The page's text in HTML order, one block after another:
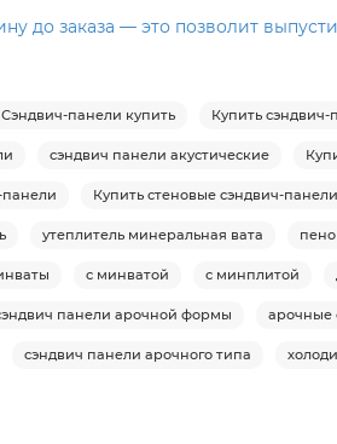
до заказа — это позволит
Сэндвич-панели купить Купить
сэндвич панели акустические
панели Купить стеновые сэндвич-
утеплитель минеральная вата
с минватой с минплитой
панели арочной формы арочные
сэндвич панели арочного типа